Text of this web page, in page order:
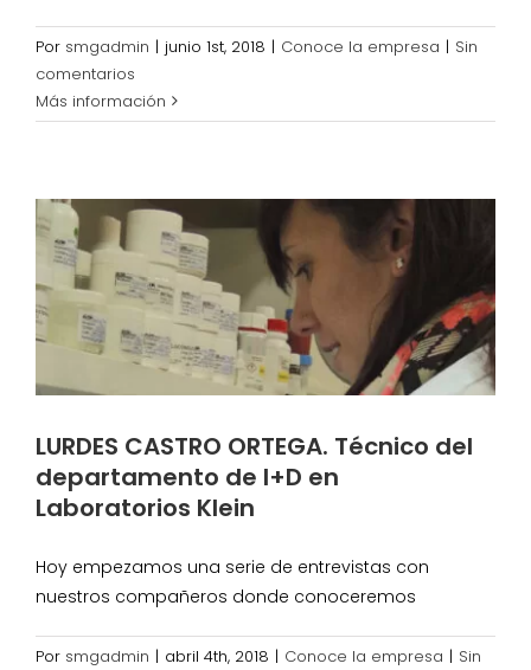
Por smgadmin | junio 1st, 2018 | Conoce la empresa | Sin
comentarios
Más información
LURDES CASTRO ORTEGA. Técnico del
departamento de I+D en
Laboratorios Klein
Hoy empezamos una serie de entrevistas con
nuestros compañeros donde conoceremos
Por smgadmin | abril 4th, 2018 | Conoce la empresa | Sin